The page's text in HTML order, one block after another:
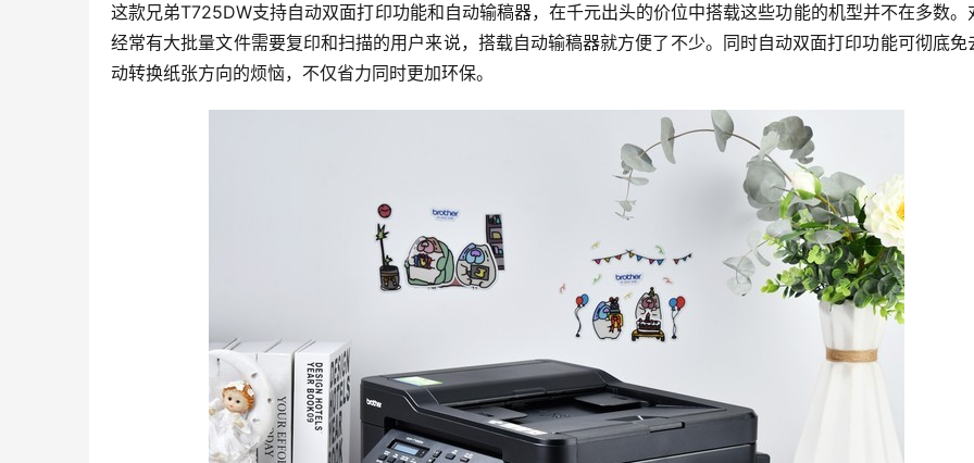
这款兄弟T725DW支持自动双面打印功能和自动输稿器，在千元出头的价位中搭载这些功能的机型并不在多数。
经常有大批量文件需要复印和扫描的用户来说，搭载自动输稿器就方便了不少。同时自动双面打印功能可彻底免
动转换纸张方向的烦恼，不仅省力同时更加环保。